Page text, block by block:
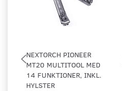
NEXTORCH PIONEER
MT20 MULTITOOL MED
14 FUNKTIONER, INKL.
HYLSTER